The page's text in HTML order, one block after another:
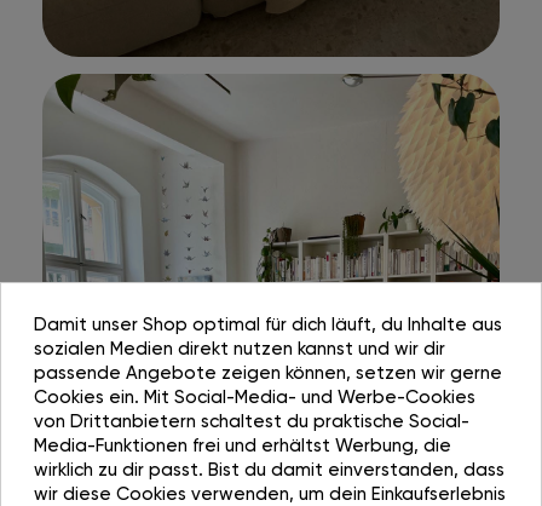
Damit unser Shop optimal für dich läuft, du Inhalte aus
sozialen Medien direkt nutzen kannst und wir dir
passende Angebote zeigen können, setzen wir gerne
Cookies ein. Mit Social-Media- und Werbe-Cookies
von Drittanbietern schaltest du praktische Social-
Media-Funktionen frei und erhältst Werbung, die
wirklich zu dir passt. Bist du damit einverstanden, dass
wir diese Cookies verwenden, um dein Einkaufserlebnis